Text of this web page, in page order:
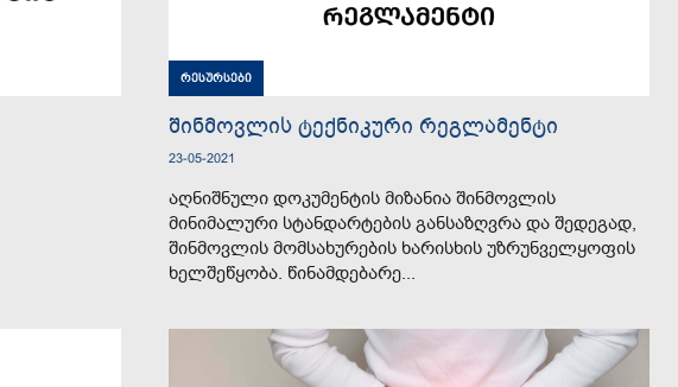
რესურსები
შინმოვლის ტექნიკური რეგლამენტი
23-05-2021
აღნიშნული დოკუმენტის მიზანია შინმოვლის
მინიმალური სტანდარტების განსაზღვრა და შედეგად,
შინმოვლის მომსახურების ხარისხის უზრუნველყოფის
ხელშეწყობა. წინამდებარე...